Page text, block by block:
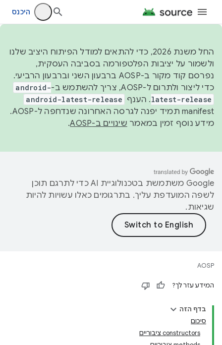
היכנס
החל משנת 2026, כדי להתאים למודל הפיתוח היציב שלנו
ולשמור על יציבות הפלטפורמה בסביבה העסקית,
נפרסם קוד מקור ב-AOSP ברבעון השני וברבעון הרביעי.
כדי ליצור ולתרום ל-AOSP, צריך להשתמש ב-
android-
latest-release. הענף android-latest-release
manifest תמיד יפנה לגרסה האחרונה שנדחפה ל-AOSP.
מידע נוסף זמין במאמר שינויים ב-AOSP .
‫Google משתמשת בטכנולוגיית AI כדי לתרגם תוכן
לשפה המועדפת עליך. בתרגומים כאלו עשויות להיות
שגיאות.
AOSP
המידע עזר לך?
בדף הזה
סיכום
‫constructors ציבוריים